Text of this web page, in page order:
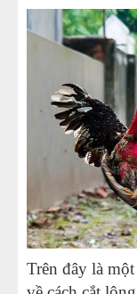
Trên đây là